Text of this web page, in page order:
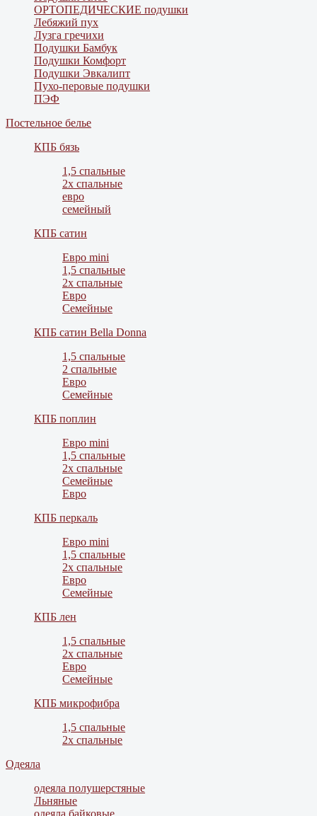
ОРТОПЕДИЧЕСКИЕ подушки
Лебяжий пух
Лузга гречихи
Подушки Бамбук
Подушки Комфорт
Подушки Эвкалипт
Пухо-перовые подушки
ПЭФ
Постельное белье
КПБ бязь
1,5 спальные
2х спальные
евро
семейный
КПБ сатин
Евро mini
1,5 спальные
2х спальные
Евро
Семейные
КПБ сатин Bella Donna
1,5 спальные
2 спальные
Евро
Семейные
КПБ поплин
Евро mini
1,5 спальные
2х спальные
Семейные
Евро
КПБ перкаль
Евро mini
1,5 спальные
2х спальные
Евро
Семейные
КПБ лен
1,5 спальные
2х спальные
Евро
Семейные
КПБ микрофибра
1,5 спальные
2х спальные
Одеяла
одеяла полушерстяные
Льняные